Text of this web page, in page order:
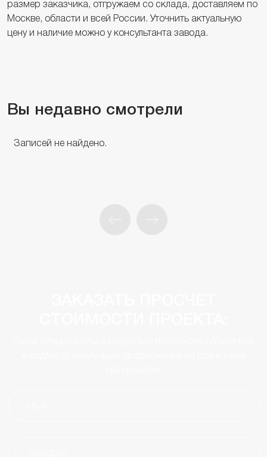
размер заказчика, отгружаем со склада, доставляем по
Москве, области и всей России. Уточнить актуальную
цену и наличие можно у консультанта завода.
Вы недавно смотрели
Записей не найдено.